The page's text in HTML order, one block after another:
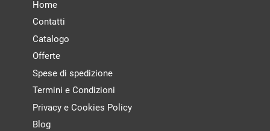
Home
Contatti
Catalogo
Offerte
Spese di spedizione
Termini e Condizioni
Privacy e Cookies Policy
Blog